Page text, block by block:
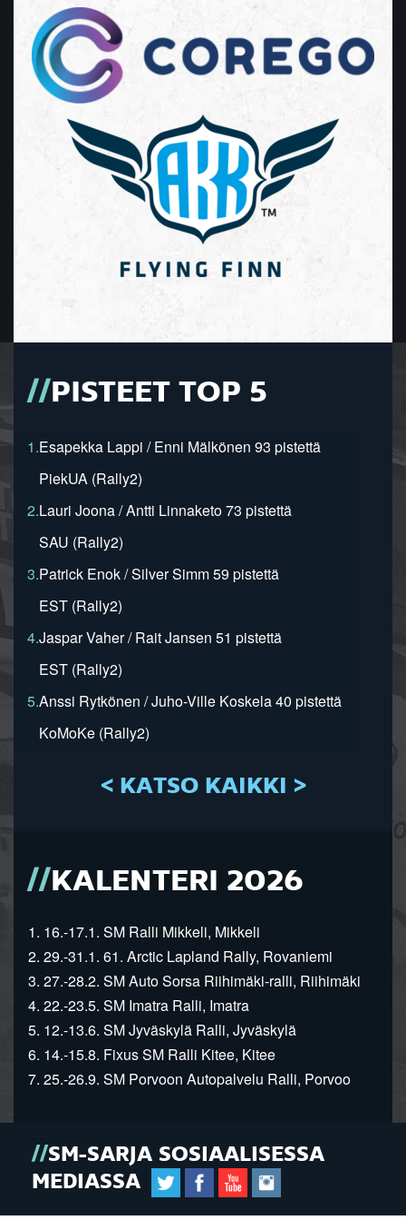
PISTEET TOP 5
1.Esapekka Lappi / Enni Mälkönen 93 pistettä
PiekUA (Rally2)
2.Lauri Joona / Antti Linnaketo 73 pistettä
SAU (Rally2)
3.Patrick Enok / Silver Simm 59 pistettä
EST (Rally2)
4.Jaspar Vaher / Rait Jansen 51 pistettä
EST (Rally2)
5.Anssi Rytkönen / Juho-Ville Koskela 40 pistettä
KoMoKe (Rally2)
< KATSO KAIKKI >
KALENTERI 2026
1. 16.-17.1. SM Ralli Mikkeli, Mikkeli
2. 29.-31.1. 61. Arctic Lapland Rally, Rovaniemi
3. 27.-28.2. SM Auto Sorsa Riihimäki-ralli, Riihimäki
4. 22.-23.5. SM Imatra Ralli, Imatra
5. 12.-13.6. SM Jyväskylä Ralli, Jyväskylä
6. 14.-15.8. Fixus SM Ralli Kitee, Kitee
7. 25.-26.9. SM Porvoon Autopalvelu Ralli, Porvoo
SM-SARJA SOSIAALISESSA
MEDIASSA